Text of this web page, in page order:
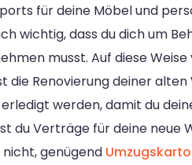
für deine Möbel und
wichtig, dass du dich um
musst. Auf diese
die Renovierung deiner
werden, damit du
du Verträge für deine neue
genügend